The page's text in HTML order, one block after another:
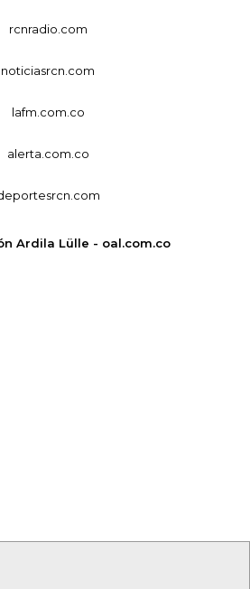
rcnradio.com
noticiasrcn.com
lafm.com.co
alerta.com.co
Ardila Lülle - oal.com.co